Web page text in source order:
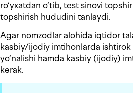
ro‘yxatdan o‘tib, test sinovi
topshirish hududini tanlaydi.
Agar nomzodlar alohida iqtidor
kasbiy/ijodiy imtihonlarda ishtirok
yo‘nalishi hamda kasbiy (ijodiy)
kerak.